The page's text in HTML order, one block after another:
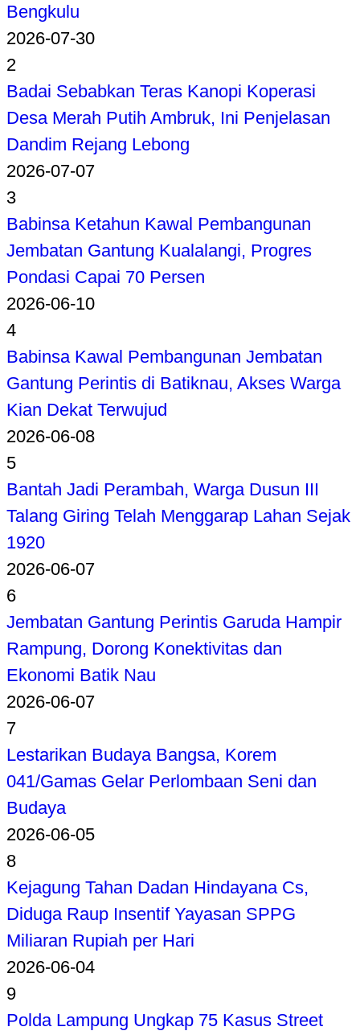
Bengkulu
2026-07-30
2
Badai Sebabkan Teras Kanopi Koperasi
Desa Merah Putih Ambruk, Ini Penjelasan
Dandim Rejang Lebong
2026-07-07
3
Babinsa Ketahun Kawal Pembangunan
Jembatan Gantung Kualalangi, Progres
Pondasi Capai 70 Persen
2026-06-10
4
Babinsa Kawal Pembangunan Jembatan
Gantung Perintis di Batiknau, Akses Warga
Kian Dekat Terwujud
2026-06-08
5
Bantah Jadi Perambah, Warga Dusun III
Talang Giring Telah Menggarap Lahan Sejak
1920
2026-06-07
6
Jembatan Gantung Perintis Garuda Hampir
Rampung, Dorong Konektivitas dan
Ekonomi Batik Nau
2026-06-07
7
Lestarikan Budaya Bangsa, Korem
041/Gamas Gelar Perlombaan Seni dan
Budaya
2026-06-05
8
Kejagung Tahan Dadan Hindayana Cs,
Diduga Raup Insentif Yayasan SPPG
Miliaran Rupiah per Hari
2026-06-04
9
Polda Lampung Ungkap 75 Kasus Street